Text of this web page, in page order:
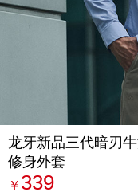
龙牙新品三代暗刃
修身外套
￥ 339